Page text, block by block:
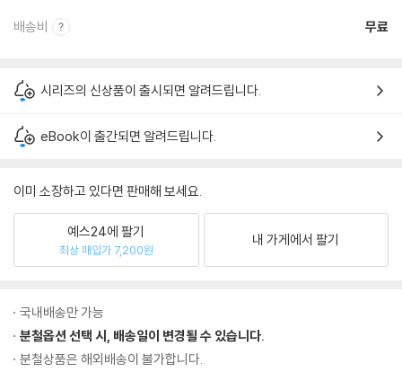
배송비 무료
시리즈의 신상품이 출시되면 알려드립니다.
eBook이 출간되면 알려드립니다.
이미 소장하고 있다면 판매해 보세요.
예스24에 팔기
최상 매입가 7,200원
내 가게에서 팔기
국내배송만 가능
분철옵션 선택 시, 배송일이 변경될 수 있습니다.
분철상품은 해외배송이 불가합니다.